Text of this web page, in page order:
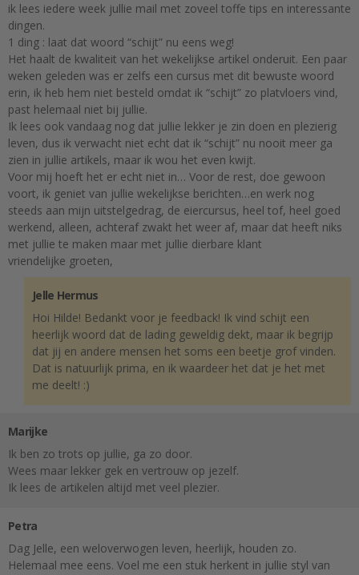
ik lees iedere week jullie mail met zoveel toffe tips en interessante
dingen.
1 ding : laat dat woord “schijt” nu eens weg!
Het haalt de kwaliteit van het wekelijkse artikel onderuit. Een paar
weken geleden was er zelfs een cursus met dit bewuste woord
erin, ik heb hem niet besteld omdat ik “schijt” zo platvloers vind,
past helemaal niet bij jullie.
Ik lees ook vandaag nog dat jullie lekker je zin doen en plezierig
leven, dus ik verwacht niet echt dat ik “schijt” nu nooit meer ga
zien in jullie artikels, maar ik wou het even kwijt.
Voor mij hoeft het er echt niet in… Voor de rest, doe gewoon
voort, ik geniet van jullie wekelijkse berichten…en werk nog
steeds aan mijn uitstelgedrag, de eiercursus, heel tof, heel goed
werkend, alleen, achteraf zwakt het weer af, maar dat heeft niks
met jullie te maken maar met jullie dierbare klant
vriendelijke groeten,
Jelle Hermus
Hoi Hilde! Bedankt voor je feedback! Ik vind schijt een
heerlijk woord dat de lading geweldig dekt, maar ik begrijp
dat jij en andere mensen het soms een beetje grof vinden.
Dat is natuurlijk prima, en ik waardeer het dat je het met
me deelt! :)
Marijke
Ik ben zo trots op jullie, ga zo door.
Wees maar lekker gek en vertrouw op jezelf.
Ik lees de artikelen altijd met veel plezier.
Petra
Dag Jelle, een weloverwogen leven, heerlijk, houden zo.
Helemaal mee eens. Voel me een stuk herkent in jullie styl van